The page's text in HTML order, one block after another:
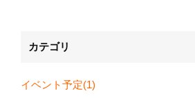
カテゴリ
イベント予定(1)